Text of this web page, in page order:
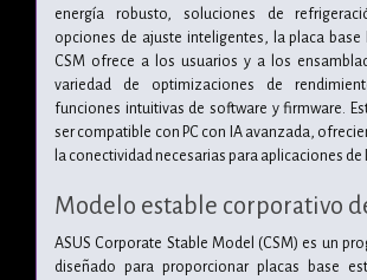
energía robusto, soluciones de
opciones de ajuste inteligentes, la placa base
CSM ofrece a los usuarios y a los
variedad de optimizaciones de
funciones intuitivas de software y firmware.
ser compatible con PC con IA avanzada,
la conectividad necesarias para aplicaciones de
Modelo estable corporativo
ASUS Corporate Stable Model (CSM) es un
diseñado para proporcionar placas base